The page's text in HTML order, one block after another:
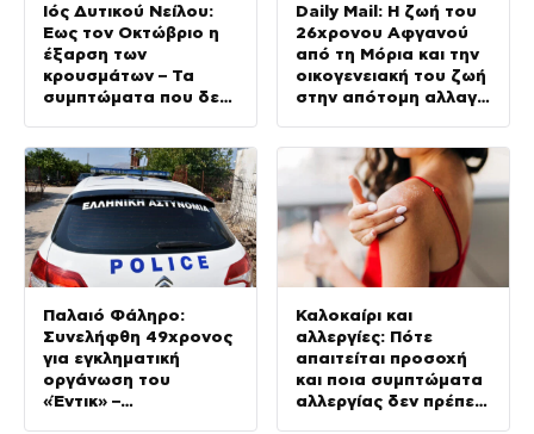
Ιός Δυτικού Νείλου:
Έως τον Οκτώβριο η
έξαρση των
κρουσμάτων – Τα
συμπτώματα που δεν
Daily Mail: Η ζωή του
26χρονου Αφγανού
από τη Μόρια και την
οικογενειακή του ζωή
στην απότομη αλλαγή
Παλαιό Φάληρο:
Συνελήφθη 49χρονος
για εγκληματική
οργάνωση του
«Έντικ» –
Καλοκαίρι και
αλλεργίες: Πότε
απαιτείται προσοχή
και ποια συμπτώματα
αλλεργίας δεν πρέπει